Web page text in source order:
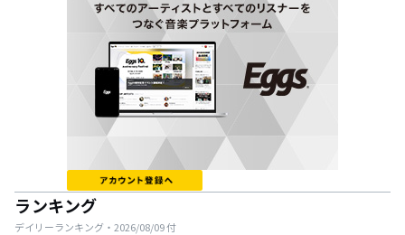
ランキング
デイリーランキング・ 2026/08/09付